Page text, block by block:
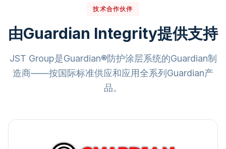
技术合作伙伴
由Guardian Integrity提供支持
JST Group是Guardian®防护涂层系统的Guardian制
造商——按国际标准供应和应用全系列Guardian产
品。